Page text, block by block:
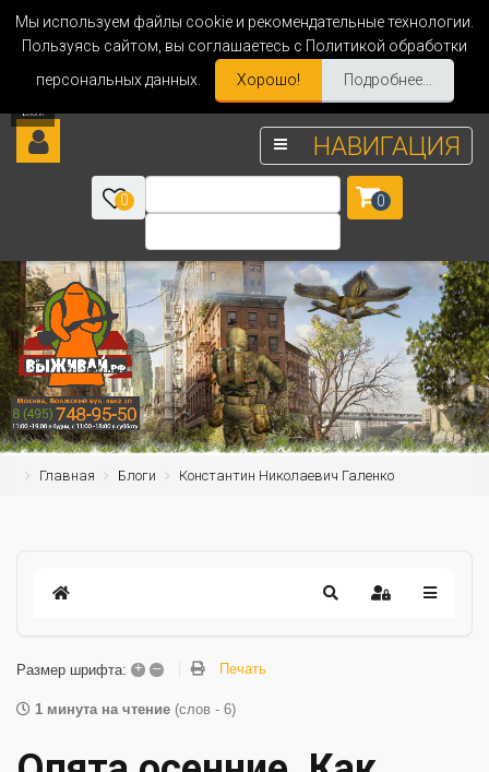
Мы используем файлы cookie и рекомендательные технологии.
Пользуясь сайтом, вы соглашаетесь с Политикой обработки
персональных данных.
Хорошо! Подробнее...
НАВИГАЦИЯ
0 0
Главная Блоги Константин Николаевич Галенко
Размер шрифта: + – Печать
1 минута на чтение (слов - 6)